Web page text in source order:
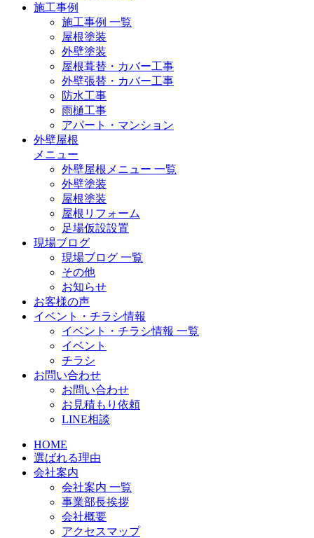
施工事例
施工事例 一覧
屋根塗装
外壁塗装
屋根葺替・カバー工事
外壁張替・カバー工事
防水工事
雨樋工事
アパート・マンション
外壁屋根
メニュー
外壁屋根メニュー 一覧
外壁塗装
屋根塗装
屋根リフォーム
足場仮設設置
現場ブログ
現場ブログ 一覧
その他
お知らせ
お客様の声
イベント・チラシ情報
イベント・チラシ情報 一覧
イベント
チラシ
お問い合わせ
お問い合わせ
お見積もり依頼
LINE相談
HOME
選ばれる理由
会社案内
会社案内 一覧
事業部長挨拶
会社概要
アクセスマップ